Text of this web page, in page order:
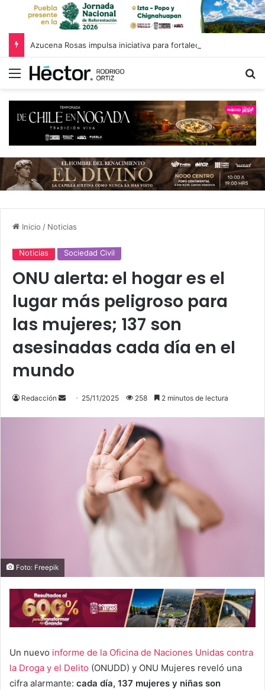
Menú
Inicio / Noticias
Noticias Sociedad Civil
ONU alerta: el hogar es el
lugar más peligroso para
las mujeres; 137 son
asesinadas cada día en el
mundo
Redacción
Send 25/11/2025 258 2 minutos de lectura
Foto: Freepik
Un nuevo informe de la Oficina de Naciones Unidas contra
la Droga y el Delito (ONUDD) y ONU Mujeres reveló una
cifra alarmante: cada día, 137 mujeres y niñas son